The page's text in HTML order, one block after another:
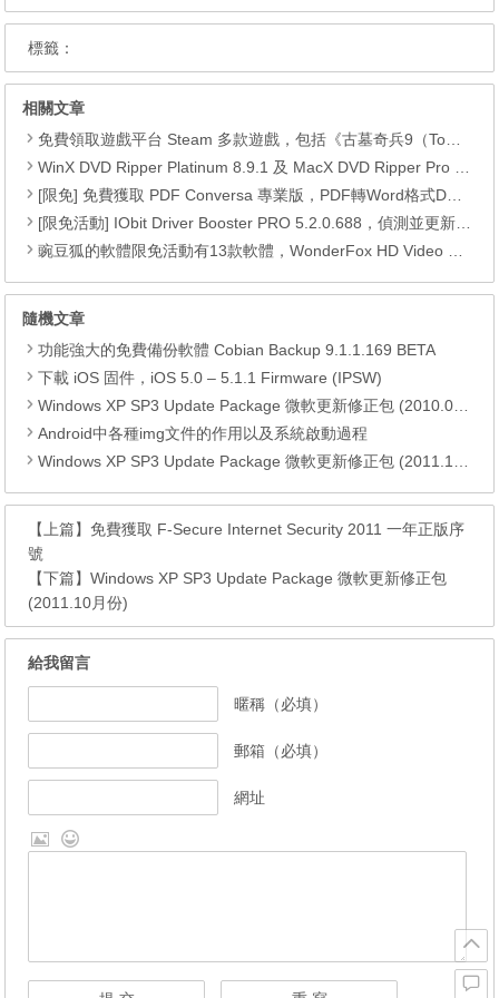
標籤：
相關文章
免費領取遊戲平台 Steam 多款遊戲，包括《古墓奇兵9（Tomb Raider）》、《古墓奇兵：歐西里斯神殿 LARA CROFT AND THE TEMPLE OF OSIRIS™》、《Deiland》、《Headsnatchers》、《Drawful 2》和《GOAT OF DUTY》。
WinX DVD Ripper Platinum 8.9.1 及 MacX DVD Ripper Pro 6.2.1 限免活動
[限免] 免費獲取 PDF Conversa 專業版，PDF轉Word格式DOC或Word轉換成PDF
[限免活動] IObit Driver Booster PRO 5.2.0.688，偵測並更新最新驅動程式，可以自動更新驅動程式
豌豆狐的軟體限免活動有13款軟體，WonderFox HD Video Converter Factory Pro、 Watermark Software、WiseCare 365 Pro、Seed4.Me VPN、WinToFlash Professional、RightNote Standard、ONLYOFFICE Cloud Office、Epubor Ultimate、Folder Marker Home 、Clipà.Vu、Preloaders、Animiz Professional 以及 DoYourData Uninstaller Pro。
隨機文章
功能強大的免費備份軟體 Cobian Backup 9.1.1.169 BETA
下載 iOS 固件，iOS 5.0 – 5.1.1 Firmware (IPSW)
Windows XP SP3 Update Package 微軟更新修正包 (2010.07月份)
Android中各種img文件的作用以及系統啟動過程
Windows XP SP3 Update Package 微軟更新修正包 (2011.11月份)
【上篇】免費獲取 F-Secure Internet Security 2011 一年正版序
號
【下篇】Windows XP SP3 Update Package 微軟更新修正包
(2011.10月份)
給我留言
暱稱（必填）
郵箱（必填）
網址